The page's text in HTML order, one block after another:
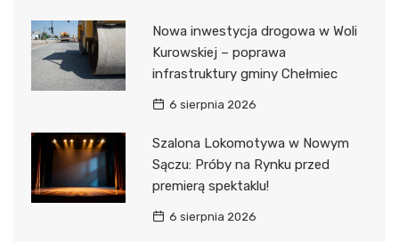
Nowa inwestycja drogowa w Woli
Kurowskiej – poprawa
infrastruktury gminy Chełmiec
6 sierpnia 2026
Szalona Lokomotywa w Nowym
Sączu: Próby na Rynku przed
premierą spektaklu!
6 sierpnia 2026